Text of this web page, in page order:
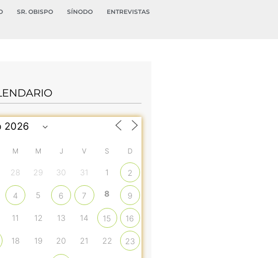
SR. OBISPO SÍNODO
ENTREVISTAS
M M J V S D
28 29 30 31 1 2
4 5 6 7 8 9
11 12 13 14 15 16
18 19 20 21 22 23